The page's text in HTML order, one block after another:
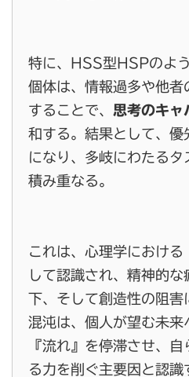
特に、HSS型HSPのよ
個体は、情報過多や他者
することで、 思考のキャ
和する。結果として、優
になり、多岐にわたるタ
積み重なる。
これは、心理学における
して認識され、精神的
下、そして創造性の阻害
混沌は、個人が望む未来
『流れ』を停滞させ、自
る力を削ぐ主要因と認識